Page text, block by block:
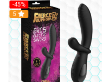
-45%
5